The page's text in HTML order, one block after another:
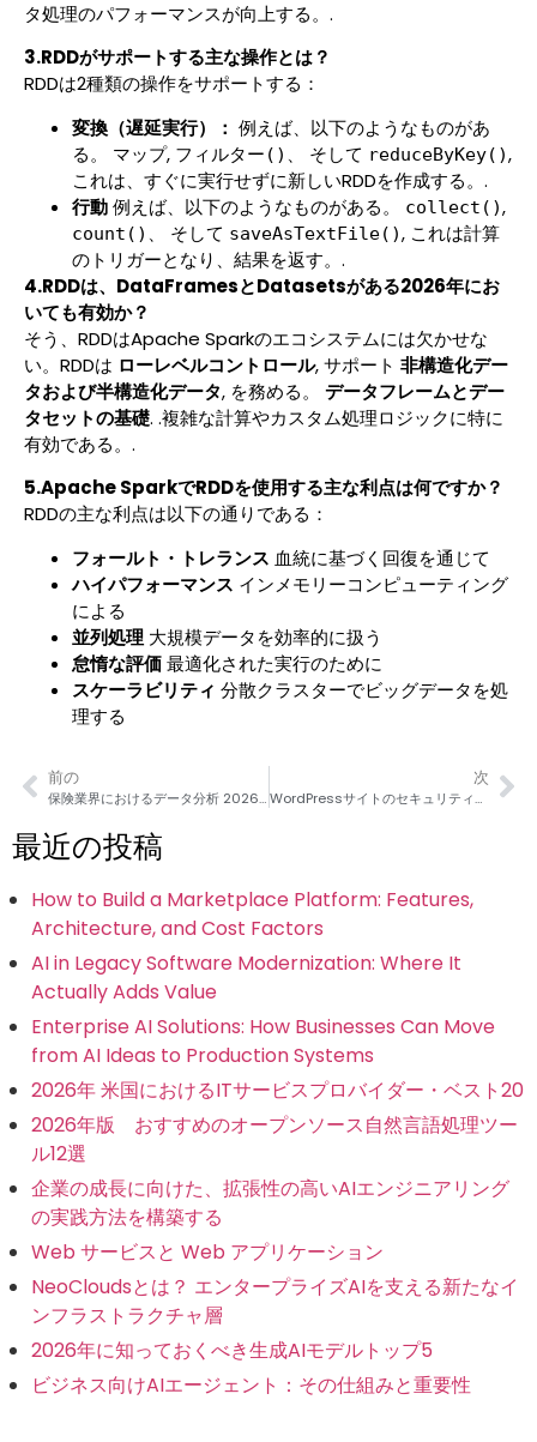
タ処理のパフォーマンスが向上する。.
3.RDDがサポートする主な操作とは？
RDDは2種類の操作をサポートする：
変換（遅延実行）： 例えば、以下のようなものがあ
る。
マップ, フィルター() 、 そして reduceByKey(),
これは、すぐに実行せずに新しいRDDを作成する。.
行動例えば、以下のようなものがある。 collect(),
count() 、 そして saveAsTextFile(), これは計算
のトリガーとなり、結果を返す。.
4.RDDは、DataFramesとDatasetsがある2026年にお
いても有効か？
そう、RDDはApache Sparkのエコシステムには欠かせな
い。RDDは ローレベルコントロール, サポート 非構造化デー
タおよび半構造化データ, を務める。 データフレームとデー
タセットの基礎. .複雑な計算やカスタム処理ロジックに特に
有効である。.
5.Apache SparkでRDDを使用する主な利点は何ですか？
RDDの主な利点は以下の通りである：
フォールト・トレランス 血統に基づく回復を通じて
ハイパフォーマンス インメモリーコンピューティング
による
並列処理 大規模データを効率的に扱う
怠惰な評価最適化された実行のために
スケーラビリティ 分散クラスターでビッグデータを処
理する
前の
保険業界におけるデータ分析 2026年ガイド
次
WordPressサイトのセキュリティ確保：ウェブサイトを防弾するための必須ガイド
最近の投稿
How to Build a Marketplace Platform: Features,
Architecture, and Cost Factors
AI in Legacy Software Modernization: Where It
Actually Adds Value
Enterprise AI Solutions: How Businesses Can Move
from AI Ideas to Production Systems
2026年 米国におけるITサービスプロバイダー・ベスト20
2026年版 おすすめのオープンソース自然言語処理ツー
ル12選
企業の成長に向けた、拡張性の高いAIエンジニアリング
の実践方法を構築する
Web サービスと Web アプリケーション
NeoCloudsとは？ エンタープライズAIを支える新たなイ
ンフラストラクチャ層
2026年に知っておくべき生成AIモデルトップ5
ビジネス向けAIエージェント：その仕組みと重要性